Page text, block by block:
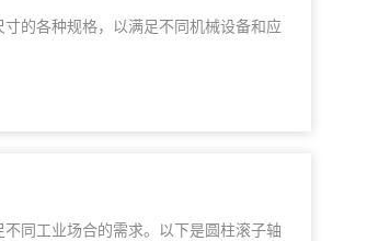
的各种规格，以满足不同机械设备和应
同工业场合的需求。以下是圆柱滚子轴